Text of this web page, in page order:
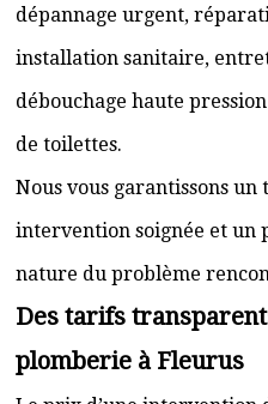
dépannage urgent,
installation sanitaire,
débouchage haute
de toilettes.
Nous vous garantissons
intervention soignée et un
nature du problème
Des tarifs
plomberie à Fleurus